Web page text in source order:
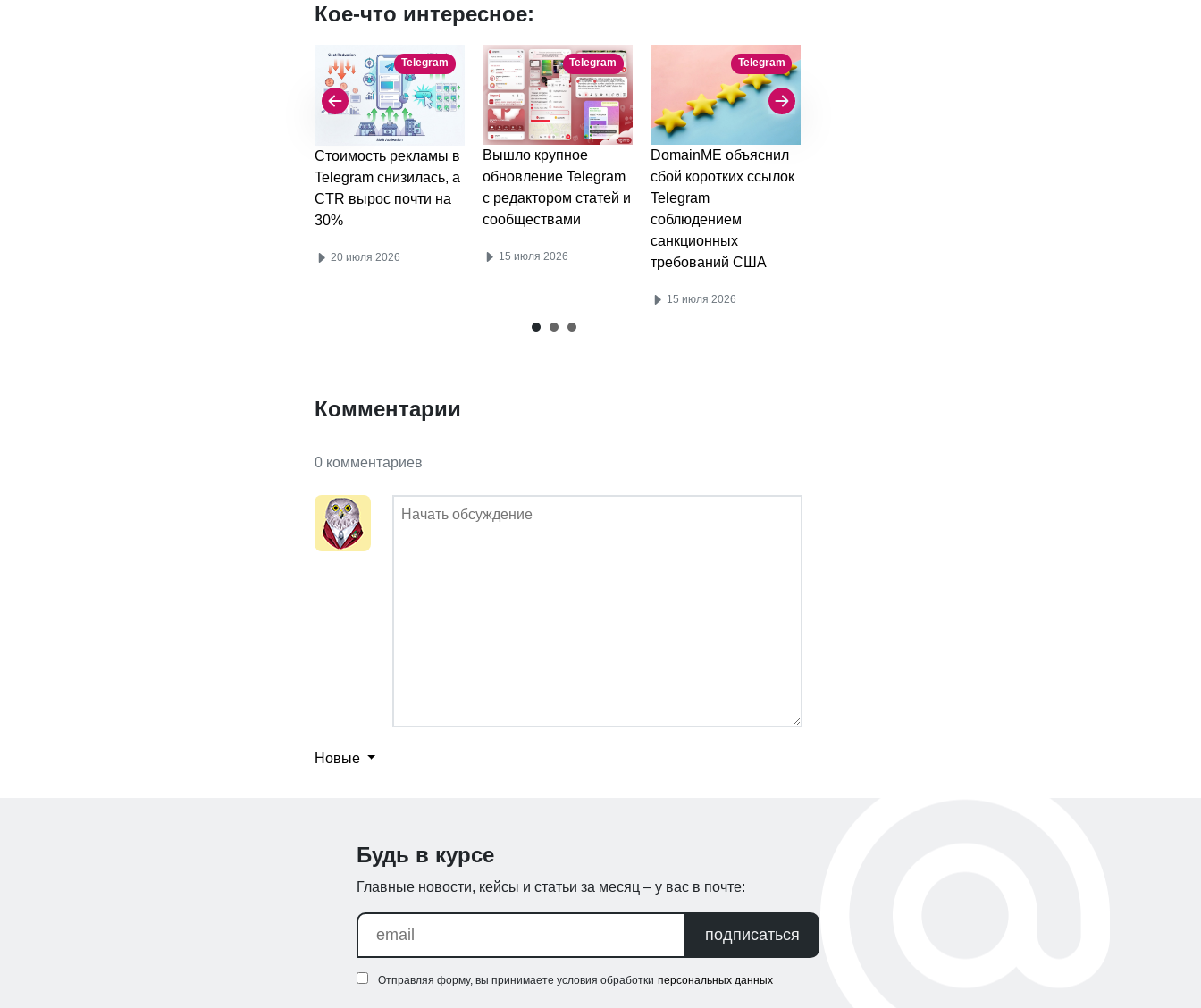
Кое-что интересное:
Telegram
Стоимость рекламы в
Telegram снизилась, а
CTR вырос почти на
30%
20 июля 2026
Telegram
Вышло крупное
обновление Telegram
с редактором статей и
сообществами
15 июля 2026
Telegram
DomainME объяснил
сбой коротких ссылок
Telegram
соблюдением
санкционных
требований США
15 июля 2026
Комментарии
0 комментариев
Новые
Будь в курсе
Главные новости, кейсы и статьи за месяц – у вас в почте:
подписаться
Отправляя форму, вы принимаете условия обработки персональных данных